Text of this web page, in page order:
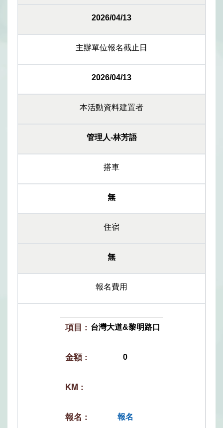
2026/04/13
主辦單位報名截止日
2026/04/13
本活動資料建置者
管理人-林芳語
搭車
無
住宿
無
報名費用
台灣大道&黎明路口
0
報名